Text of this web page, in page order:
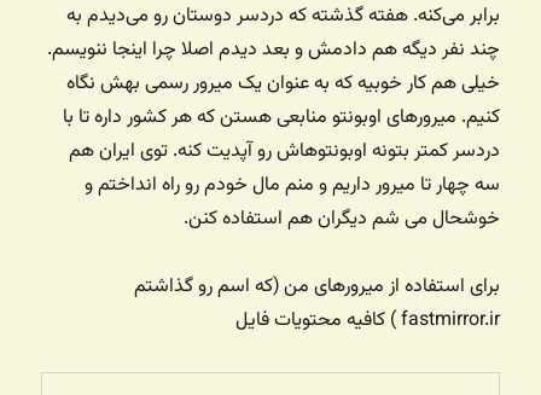
برابر می‌کنه. هفته گذشته که دردسر دوستان رو می‌دیدم به
چند نفر دیگه هم دادمش و بعد دیدم اصلا چرا اینجا ننویسم.
خیلی هم کار خوبیه که به عنوان یک میرور رسمی بهش نگاه
کنیم. میرورهای اوبونتو منابعی هستن که هر کشور داره تا با
دردسر کمتر بتونه اوبونتوهاش رو آپدیت کنه. توی ایران هم
سه چهار تا میرور داریم و منم مال خودم رو راه انداختم و
خوشحال می شم دیگران هم استفاده کنن.
برای استفاده از میرورهای من (که اسم رو گذاشتم
fastmirror.ir ) کافیه محتویات فایل